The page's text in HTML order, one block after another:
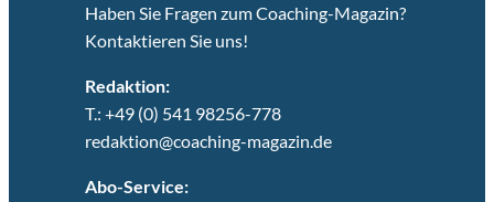
Haben Sie Fragen zum Coaching-Magazin?
Kontaktieren Sie uns!
Redaktion:
T.: +49 (0) 541 98256-778
redaktion@coaching-magazin.de
Abo-Service: